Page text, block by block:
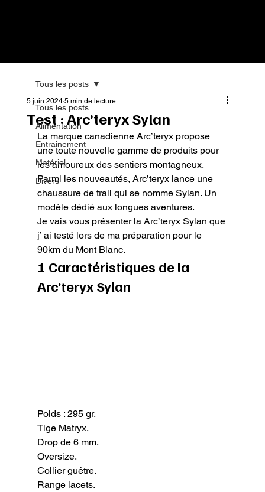
Tous les posts
Alimentation
Entrainement
Matériel
Divers
Tous les posts
Test : Arc’teryx Sylan
5 juin 2024 5 min de lecture
La marque canadienne Arc’teryx propose
une toute nouvelle gamme de produits pour
les amoureux des sentiers montagneux.
Parmi les nouveautés, Arc’teryx lance une
chaussure de trail qui se nomme Sylan. Un
modèle dédié aux longues aventures.
Je vais vous présenter la Arc’teryx Sylan que
j’ ai testé lors de ma préparation pour le
90km du Mont Blanc.
1 Caractéristiques de la
Arc’teryx Sylan
Poids : 295 gr.
Tige Matryx.
Drop de 6 mm.
Oversize.
Collier guêtre.
Range lacets.